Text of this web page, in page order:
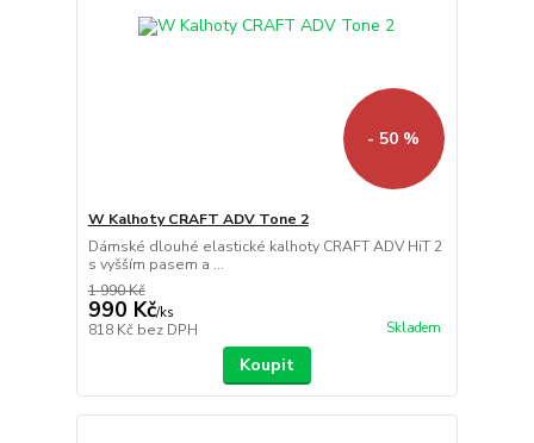
- 50 %
W Kalhoty CRAFT ADV Tone 2
Dámské dlouhé elastické kalhoty CRAFT ADV HiT 2
s vyšším pasem a ...
1 990 Kč
990 Kč/ks
818 Kč bez DPH Skladem
Koupit